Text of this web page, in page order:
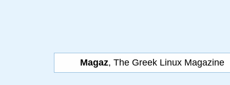
Magaz, The Greek Linux Magazine